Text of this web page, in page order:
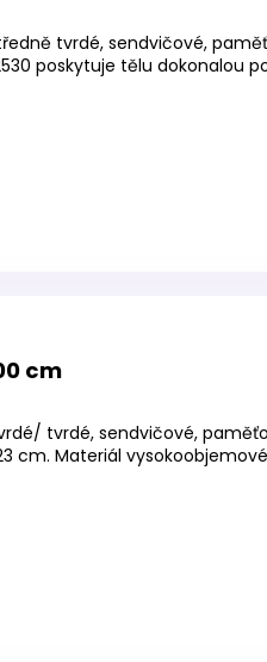
tvrdé, sendvičové,
poskytuje tělu dokonalou
cm
tvrdé, sendvičové,
cm. Materiál